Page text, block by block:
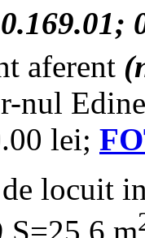
aferent
nul
lei;
de locuit